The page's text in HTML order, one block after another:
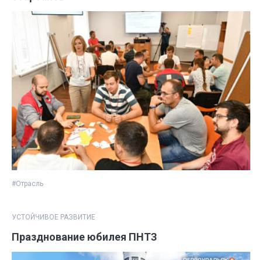
#Отрасль
УСТОЙЧИВОЕ РАЗВИТИЕ
Празднование юбилея ПНТЗ